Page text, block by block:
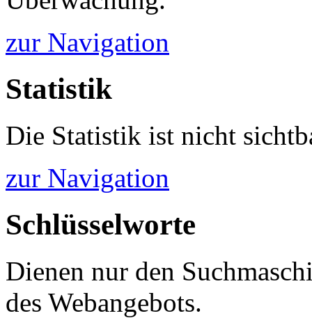
zur Navigation
Statistik
Die Statistik ist nicht
zur Navigation
Schlüsselworte
Dienen nur den
des Webangebots.